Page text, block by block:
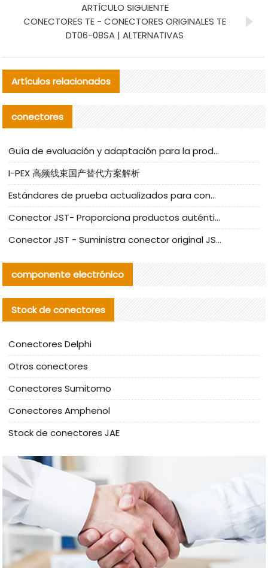
ARTÍCULO SIGUIENTE
CONECTORES TE - CONECTORES ORIGINALES TE
DT06-08SA | ALTERNATIVAS
Artículos relacionados
conectores
Guía de evaluación y adaptación para la producción en serie de componentes de cables nacionales para CNC Tech
I-PEX 高频线束国产替代方案解析
Estándares de prueba actualizados para conectores nacionales bajo la referencia de CLIFF
Conector JST- Proporciona productos auténticos y alternativos del conector JST NSHR-02V-S
Conector JST - Suministra conector original JST GHR-09V-S | productos alternativos
componente electrónico
Stock de conectores
Conectores Delphi
Otros conectores
Conectores Sumitomo
Conectores Amphenol
Stock de conectores JAE